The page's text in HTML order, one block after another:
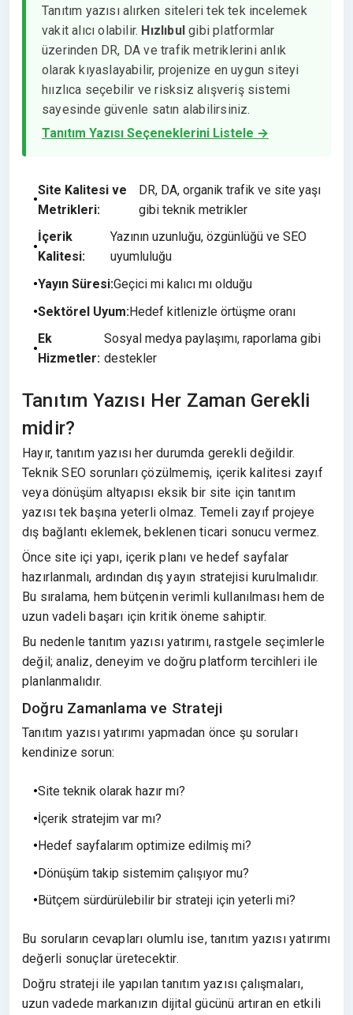
Tanıtım yazısı alırken siteleri tek tek incelemek
vakit alıcı olabilir. Hızlıbul gibi platformlar
üzerinden DR, DA ve trafik metriklerini anlık
olarak kıyaslayabilir, projenize en uygun siteyi
hıızlıca seçebilir ve risksiz alışveriş sistemi
sayesinde güvenle satın alabilirsiniz.
Tanıtım Yazısı Seçeneklerini Listele →
Site Kalitesi ve
Metrikleri:
DR, DA, organik trafik ve site yaşı
gibi teknik metrikler
İçerik
Kalitesi:
Yazının uzunluğu, özgünlüğü ve SEO
uyumluluğu
Yayın Süresi:Geçici mi kalıcı mı olduğu
Sektörel Uyum:Hedef kitlenizle örtüşme oranı
Ek
Hizmetler:
Sosyal medya paylaşımı, raporlama gibi
destekler
Tanıtım Yazısı Her Zaman Gerekli
midir?
Hayır, tanıtım yazısı her durumda gerekli değildir.
Teknik SEO sorunları çözülmemiş, içerik kalitesi zayıf
veya dönüşüm altyapısı eksik bir site için tanıtım
yazısı tek başına yeterli olmaz. Temeli zayıf projeye
dış bağlantı eklemek, beklenen ticari sonucu vermez.
Önce site içi yapı, içerik planı ve hedef sayfalar
hazırlanmalı, ardından dış yayın stratejisi kurulmalıdır.
Bu sıralama, hem bütçenin verimli kullanılması hem de
uzun vadeli başarı için kritik öneme sahiptir.
Bu nedenle tanıtım yazısı yatırımı, rastgele seçimlerle
değil; analiz, deneyim ve doğru platform tercihleri ile
planlanmalıdır.
Doğru Zamanlama ve Strateji
Tanıtım yazısı yatırımı yapmadan önce şu soruları
kendinize sorun:
Site teknik olarak hazır mı?
İçerik stratejim var mı?
Hedef sayfalarım optimize edilmiş mi?
Dönüşüm takip sistemim çalışıyor mu?
Bütçem sürdürülebilir bir strateji için yeterli mi?
Bu soruların cevapları olumlu ise, tanıtım yazısı yatırımı
değerli sonuçlar üretecektir.
Doğru strateji ile yapılan tanıtım yazısı çalışmaları,
uzun vadede markanızın dijital gücünü artıran en etkili